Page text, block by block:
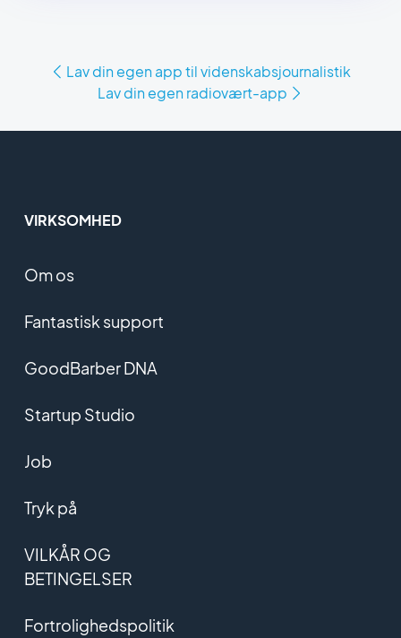
Lav din egen app til videnskabsjournalistik
Lav din egen radiovært-app
VIRKSOMHED
Om os
Fantastisk support
GoodBarber DNA
Startup Studio
Job
Tryk på
VILKÅR OG
BETINGELSER
Fortrolighedspolitik